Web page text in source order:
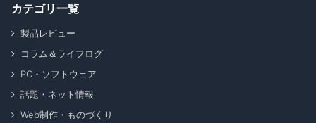
カテゴリ一覧
製品レビュー
コラム＆ライフログ
PC・ソフトウェア
話題・ネット情報
Web制作・ものづくり